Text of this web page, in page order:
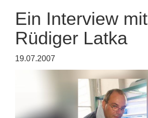
Ein Interview mit
Rüdiger Latka
19.07.2007